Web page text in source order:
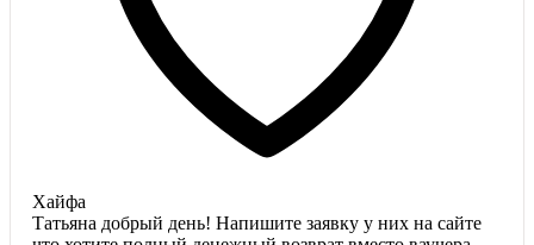
Хайфа
Татьяна добрый день! Напишите заявку у них на сайте